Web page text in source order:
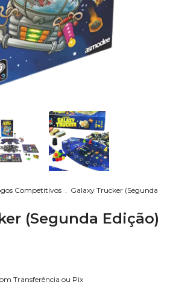
Competitivos . Galaxy Trucker (Segunda
(Segunda Edição)
Transferência ou Pix